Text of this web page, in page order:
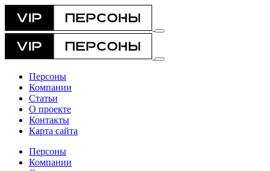
Персоны
Компании
Статьи
О проекте
Контакты
Карта сайта
Персоны
Компании